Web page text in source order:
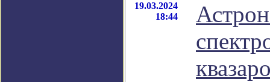
19.03.2024
18:44